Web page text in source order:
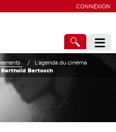
CONNEXION
/
L'agenda du cinéma
Bartosch